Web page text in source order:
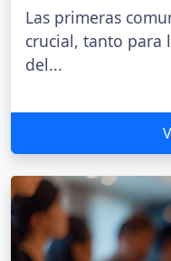
Las primeras
crucial, tanto para
del...